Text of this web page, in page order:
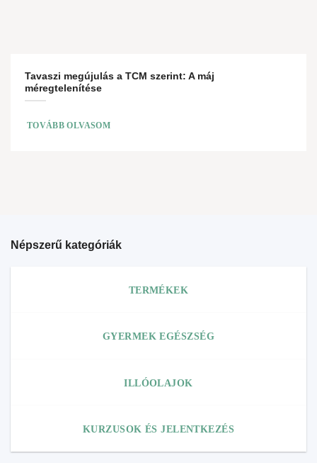
Tavaszi megújulás a TCM szerint: A máj
méregtelenítése
TOVÁBB OLVASOM
Népszerű kategóriák
TERMÉKEK
GYERMEK EGÉSZSÉG
ILLÓOLAJOK
KURZUSOK ÉS JELENTKEZÉS